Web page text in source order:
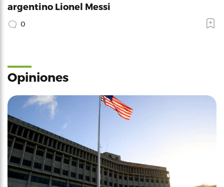
argentino Lionel Messi
0
Opiniones